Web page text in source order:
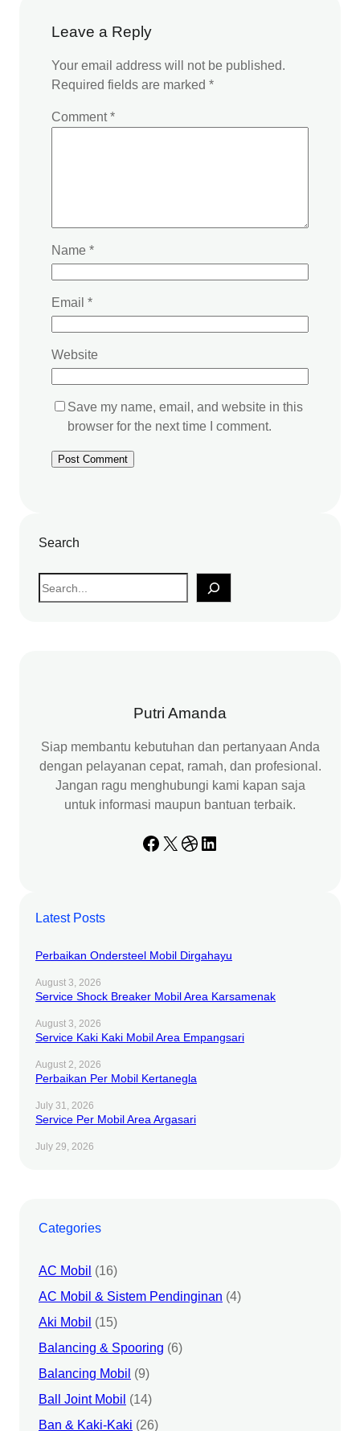
Leave a Reply
Your email address will not be published.
Required fields are marked *
Comment*
Name *
Email *
Website
Save my name, email, and website in this
browser for the next time I comment.
Search
S
e
Putri Amanda
Siap membantu kebutuhan dan pertanyaan Anda
dengan pelayanan cepat, ramah, dan profesional.
Jangan ragu menghubungi kami kapan saja
untuk informasi maupun bantuan terbaik.
Facebook X Dribbble LinkedIn
Latest Posts
Perbaikan Ondersteel Mobil Dirgahayu
August 3, 2026
Service Shock Breaker Mobil Area Karsamenak
August 3, 2026
Service Kaki Kaki Mobil Area Empangsari
August 2, 2026
Perbaikan Per Mobil Kertanegla
July 31, 2026
Service Per Mobil Area Argasari
July 29, 2026
Categories
AC Mobil (16)
AC Mobil & Sistem Pendinginan (4)
Aki Mobil (15)
Balancing & Spooring (6)
Balancing Mobil (9)
Ball Joint Mobil (14)
Ban & Kaki-Kaki (26)